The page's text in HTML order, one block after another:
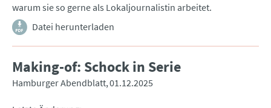
warum sie so gerne als Lokaljournalistin arbeitet.
Datei herunterladen
Making-of: Schock in Serie
Hamburger Abendblatt 01.12.2025